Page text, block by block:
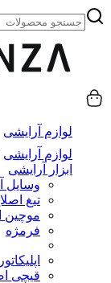
لوازم آرایشی
لوازم آرایشی
ابزار آرایشی
وسایل
تیغ
موچین
فرمژه
قیچی